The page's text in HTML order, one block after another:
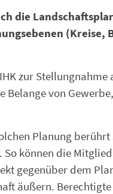
die
zur
Belange von
Planung
können die
gegenüber dem
äußern.